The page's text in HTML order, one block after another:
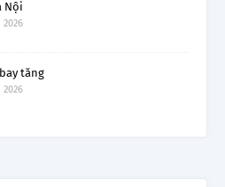
Nội
2026
tăng
2026